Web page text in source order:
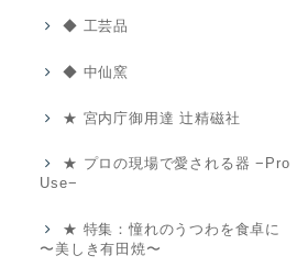
◆ 工芸品
◆ 中仙窯
★ 宮内庁御用達 辻精磁社
★ プロの現場で愛される器 −Pro
Use−
★ 特集：憧れのうつわを食卓に
〜美しき有田焼〜